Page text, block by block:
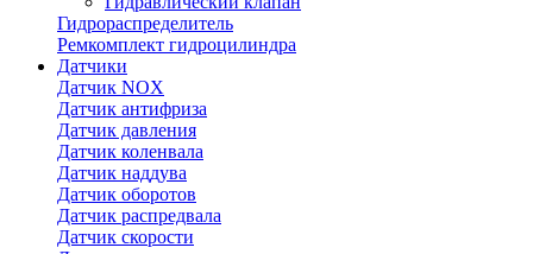
Гидрораспределитель
Ремкомплект гидроцилиндра
Датчики
Датчик NOX
Датчик антифриза
Датчик давления
Датчик коленвала
Датчик наддува
Датчик оборотов
Датчик распредвала
Датчик скорости